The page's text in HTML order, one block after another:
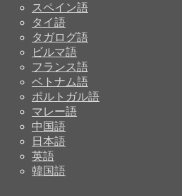
スペイン語
タイ語
タガログ語
ビルマ語
フランス語
ベトナム語
ポルトガル語
マレー語
中国語
日本語
英語
韓国語